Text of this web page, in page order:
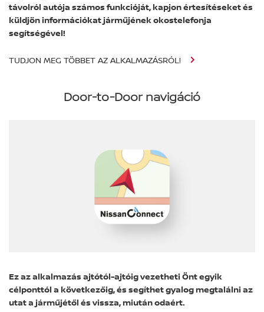
távolról autója számos funkcióját, kapjon értesítéseket és
küldjön információkat járműjének okostelefonja
segítségével!
TUDJON MEG TÖBBET AZ ALKALMAZÁSRÓL!
Door-to-Door navigáció
Ez az alkalmazás ajtótól-ajtóig vezetheti Önt egyik
célponttól a következőig, és segíthet gyalog megtalálni az
utat a járműjétől és vissza, miután odaért.